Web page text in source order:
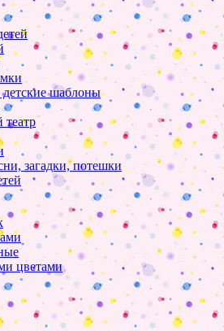
шаблоны
загадки, потешки
цветами